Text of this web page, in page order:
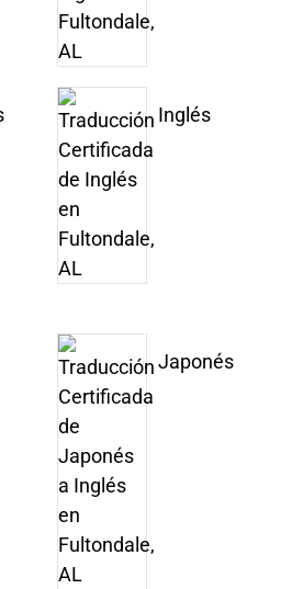
Inglés
Japonés